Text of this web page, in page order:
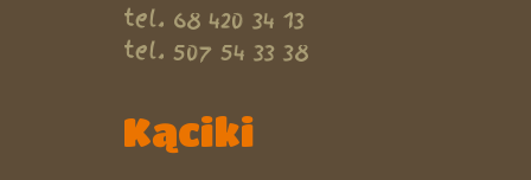
tel. 68 420 34 13
tel. 507 54 33 38
Kąciki